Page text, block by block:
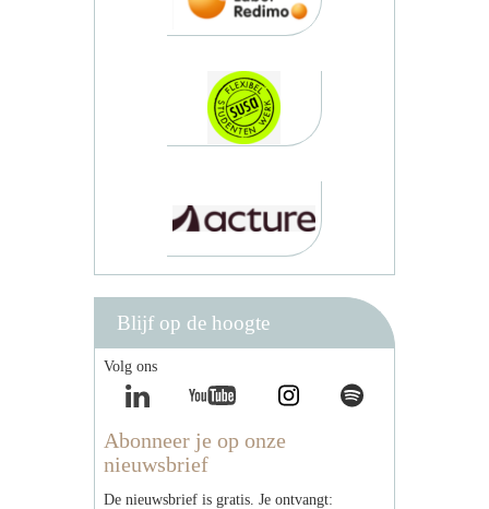
Blijf op de hoogte
Volg ons
Abonneer je op onze
nieuwsbrief
De nieuwsbrief is gratis. Je ontvangt: